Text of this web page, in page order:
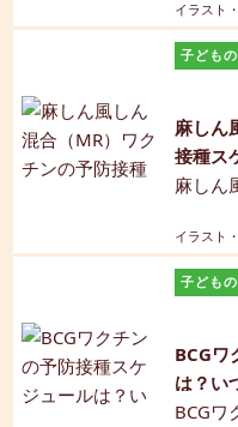
してく
イラスト・
です。
そうに
なりま
の概
介しま
説】
イラスト・
麻しん
接種ス
【保健
麻しん
防する
は赤ち
目は小
す。
クチン
てご紹
ガ解説
子ども
BCGワ
は？い
BCGワ
子ども